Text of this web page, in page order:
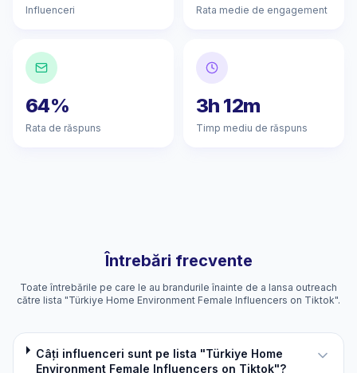
Influenceri Rata medie de engagement
64%
Rata de răspuns
3h 12m
Timp mediu de răspuns
Întrebări frecvente
Toate întrebările pe care le au brandurile înainte de a lansa outreach
către lista "Türkiye Home Environment Female Influencers on Tiktok".
Câți influenceri sunt pe lista "Türkiye Home
Environment Female Influencers on Tiktok"?